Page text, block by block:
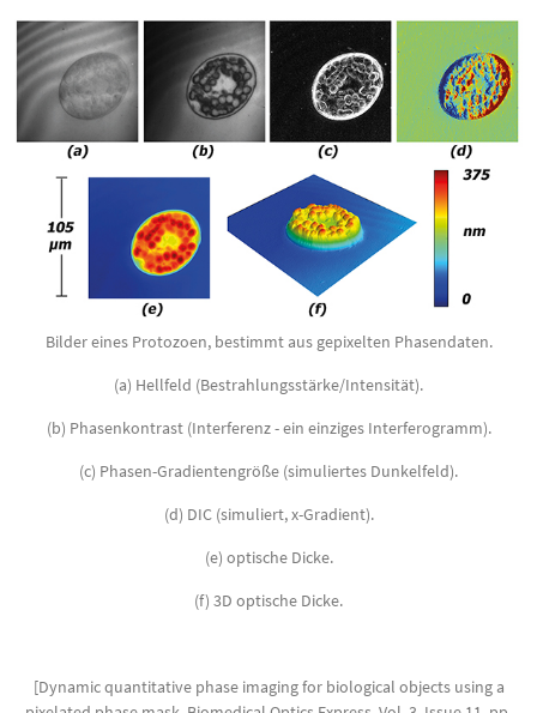
Bilder eines Protozoen, bestimmt aus gepixelten Phasendaten.
(a) Hellfeld (Bestrahlungsstärke/Intensität).
(b) Phasenkontrast (Interferenz - ein einziges Interferogramm).
(c) Phasen-Gradienten­größe (simuliertes Dunkelfeld).
(d) DIC (simuliert, x-Gradient).
(e) optische Dicke.
(f) 3D optische Dicke.
[Dynamic quantitative phase imaging for biological objects using a